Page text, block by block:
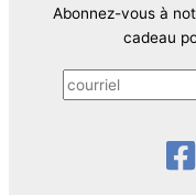
Abonnez-vous à
cadeau